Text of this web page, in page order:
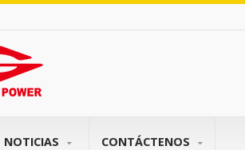
NOTICIAS CONTÁCTENOS